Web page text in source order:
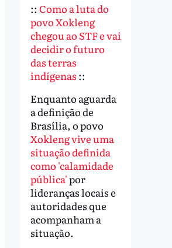
:: Como a luta do
povo Xokleng
chegou ao STF e vai
decidir o futuro
das terras
indígenas ::
Enquanto aguarda
a definição de
Brasília, o povo
Xokleng vive uma
situação definida
como 'calamidade
pública'por
lideranças locais e
autoridades que
acompanham a
situação.